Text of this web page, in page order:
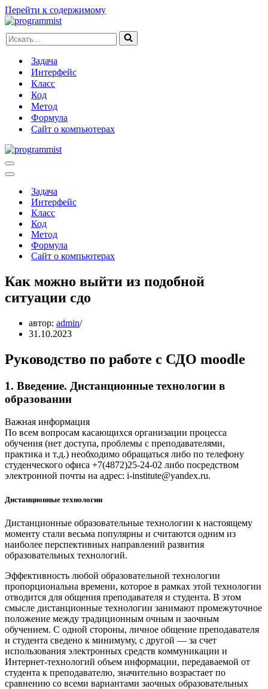
Перейти к содержимому
Искать...
Задача
Интерфейс
Класс
Код
Метод
Формула
Сайт о компьютерах
Меню
навигации
Меню
навигацииЗадача
Интерфейс
Класс
Код
Метод
Формула
Сайт о компьютерах
Как можно выйти из подобной
ситуации сдо
автор: admin
31.10.2023
Руководство по работе с СДО moodle
1. Введение. Дистанционные технологии в
образовании
Важная информация
По всем вопросам касающихся организации процесса
обучения (нет доступа, проблемы с преподавателями,
практика и т.д.) необходимо обращаться либо по телефону
студенческого офиса +7(4872)25-24-02 либо посредством
электронной почты на адрес: i-institute@yandex.ru.
Дистанционные технологии
Дистанционные образовательные технологии к настоящему
моменту стали весьма популярны и считаются одним из
наиболее перспективных направлений развития
образовательных технологий.
Эффективность любой образовательной технологии
пропорциональна времени, которое в рамках этой технологии
отводится для общения преподавателя и студента. В этом
смысле дистанционные технологии занимают промежуточное
положение между традиционным очным и заочным
обучением. С одной стороны, личное общение преподавателя
и студента сведено к минимуму, с другой — за счет
использования электронных средств коммуникации и
Интернет-технологий объем информации, передаваемой от
студента к преподавателю, значительно возрастает по
сравнению со всеми вариантами заочных образовательных